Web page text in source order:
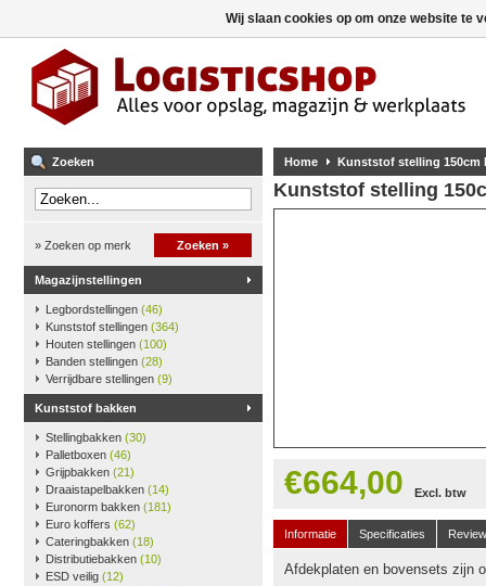
Zoeken
» Zoeken op merk Zoeken »
Magazijnstellingen
Legbordstellingen (46)
Kunststof stellingen (364)
Houten stellingen (100)
Banden stellingen (28)
Verrijdbare stellingen (9)
Kunststof bakken
Stellingbakken (30)
Palletboxen (46)
Grijpbakken (21)
Draaistapelbakken (14)
Euronorm bakken (181)
Euro koffers (62)
Cateringbakken (18)
Distributiebakken (10)
ESD veilig (12)
Home Kunststof stelling 150cm
Kunststof stelling
€664,00 Excl. btw
Informatie Specificaties
Afdekplaten en bovensets zijn
Wij slaan cookies op om onze website te